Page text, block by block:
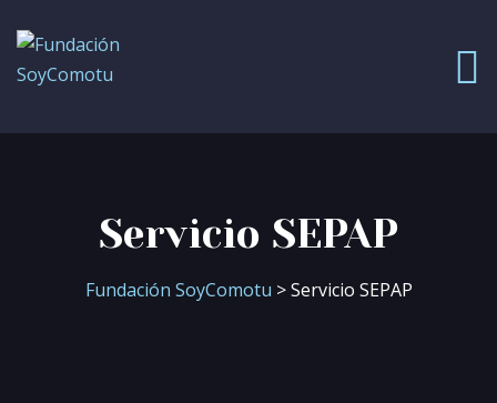
Servicio SEPAP
Fundación SoyComotu > Servicio SEPAP